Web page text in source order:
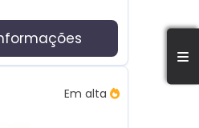
Em alta